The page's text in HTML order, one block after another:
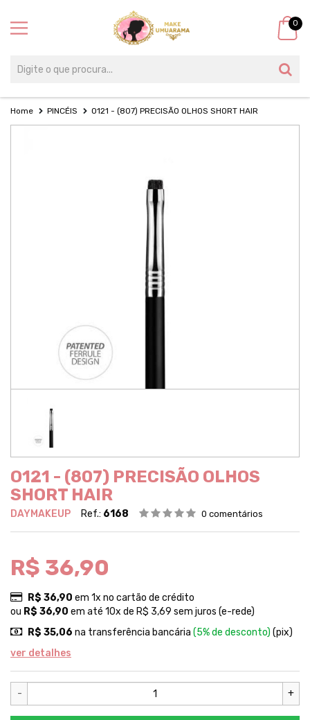
0
Home PINCÉIS O121 - (807) PRECISÃO OLHOS SHORT HAIR
O121 - (807) PRECISÃO OLHOS
SHORT HAIR
DAYMAKEUP Ref.: 6168 0 comentários
R$ 36,90
R$ 36,90 em 1x no cartão de crédito
ou R$ 36,90 em até 10x de R$ 3,69 sem juros (e-rede)
R$ 35,06 na transferência bancária (5% de desconto) (pix)
ver detalhes
- +